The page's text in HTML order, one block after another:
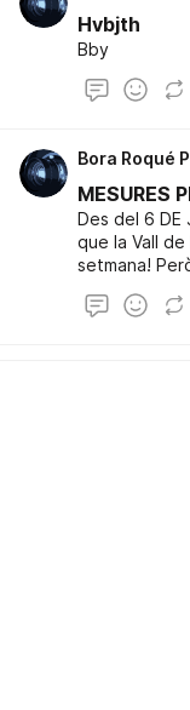
Hvbjth
Bby
Bora Roqué
MESURES
Des del 6 DE
que la Vall
setmana!